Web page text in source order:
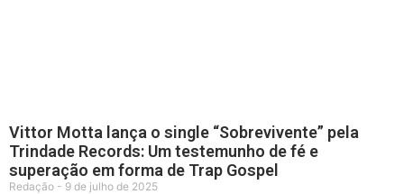
Vittor Motta lança o single “Sobrevivente” pela
Trindade Records: Um testemunho de fé e
superação em forma de Trap Gospel
Redação 9 de julho de 2025